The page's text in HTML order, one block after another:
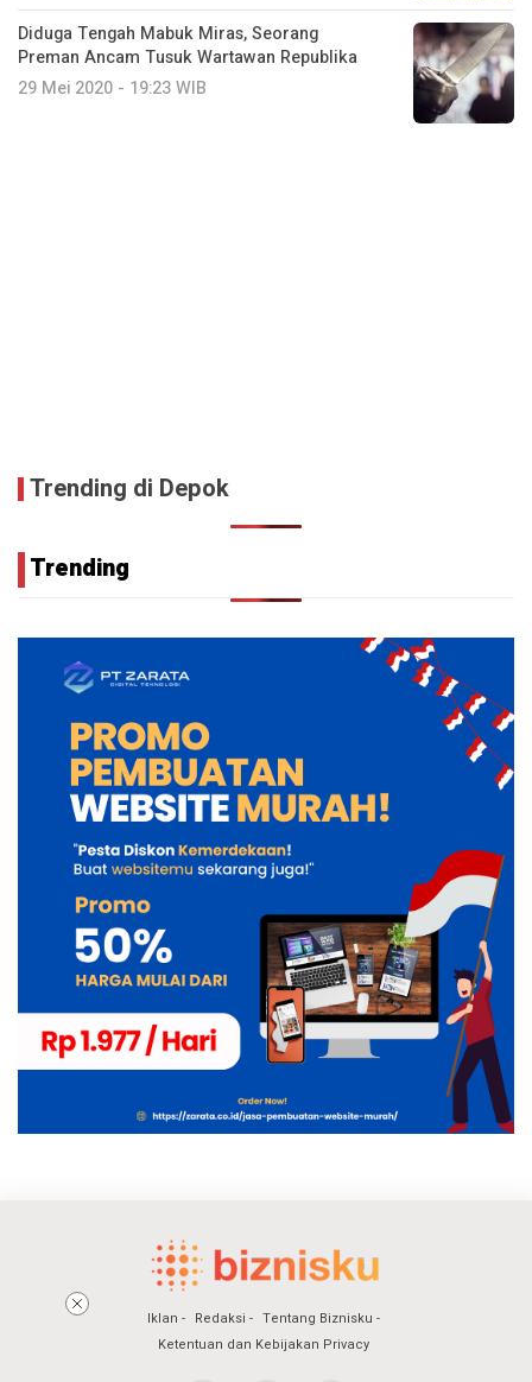
Diduga Tengah Mabuk Miras, Seorang
Preman Ancam Tusuk Wartawan Republika
29 Mei 2020 - 19:23 WIB
Trending di Depok
Trending
Iklan Redaksi
Tentang Biznisku
Ketentuan dan Kebijakan Privacy